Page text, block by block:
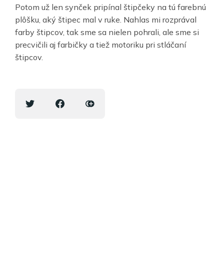
Potom už len synček pripínal štipčeky na tú farebnú
plôšku, aký štipec mal v ruke. Nahlas mi rozprával
farby štipcov, tak sme sa nielen pohrali, ale sme si
precvičili aj farbičky a tiež motoriku pri stláčaní
štipcov.